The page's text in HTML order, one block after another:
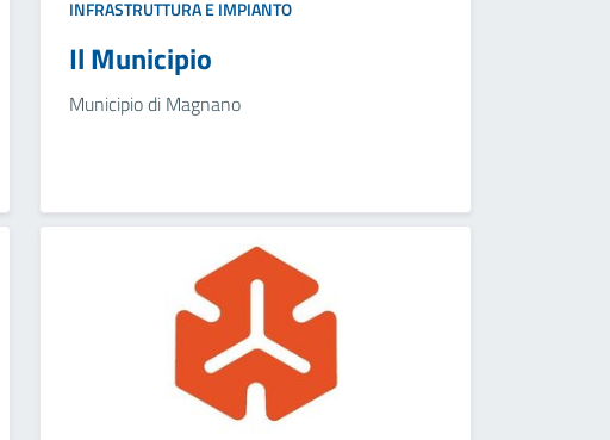
INFRASTRUTTURA E IMPIANTO
Il Municipio
Municipio di Magnano